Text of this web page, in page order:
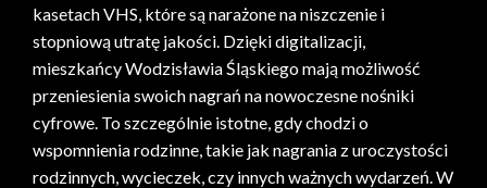
kasetach VHS, które są narażone na niszczenie i
stopniową utratę jakości. Dzięki digitalizacji,
mieszkańcy Wodzisławia Śląskiego mają możliwość
przeniesienia swoich nagrań na nowoczesne nośniki
cyfrowe. To szczególnie istotne, gdy chodzi o
wspomnienia rodzinne, takie jak nagrania z uroczystości
rodzinnych, wycieczek, czy innych ważnych wydarzeń. W